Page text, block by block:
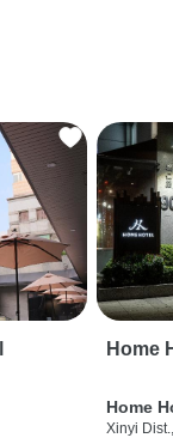
Home
Home
Xinyi